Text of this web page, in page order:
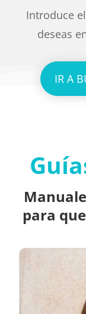
Introduce
deseas
IR A
para